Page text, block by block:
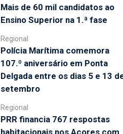
Mais de 60 mil candidatos ao
Ensino Superior na 1.ª fase
Regional
Polícia Marítima comemora
107.º aniversário em Ponta
Delgada entre os dias 5 e 13
setembro
Regional
PRR financia 767 respostas
habitacionais nos Açores com